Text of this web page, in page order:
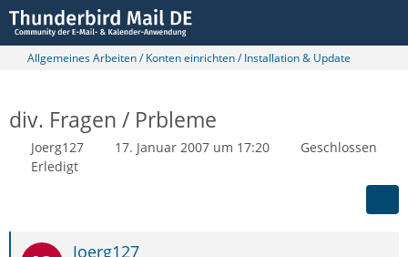
Allgemeines Arbeiten / Konten einrichten / Installation & Update
div. Fragen / Prbleme
Joerg127 17. Januar 2007 um 17:20
Geschlossen
Erledigt
Joerg127